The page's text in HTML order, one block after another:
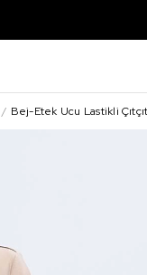
Bej-Etek Ucu Lastikli